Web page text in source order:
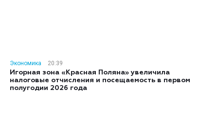
Экономика
20:39
Игорная зона «Красная Поляна» увеличила
налоговые отчисления и посещаемость в первом
полугодии 2026 года